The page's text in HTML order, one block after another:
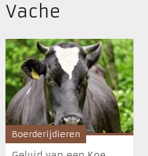
Vache
Boerderijdieren